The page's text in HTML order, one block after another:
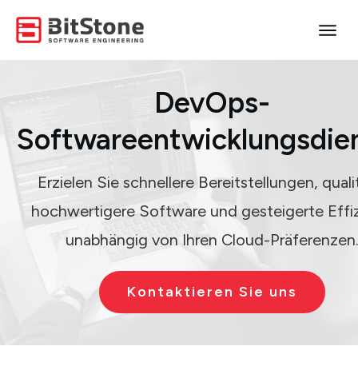
DevOps-
Erzielen Sie schnellere Bereitstellungen,
hochwertigere Software und gesteigerte
unabhängig von Ihren Cloud-Präferenzen.
Kontaktieren Sie uns